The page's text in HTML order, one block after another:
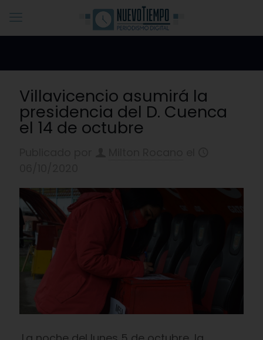
Villavicencio asumirá la
presidencia del D. Cuenca
el 14 de octubre